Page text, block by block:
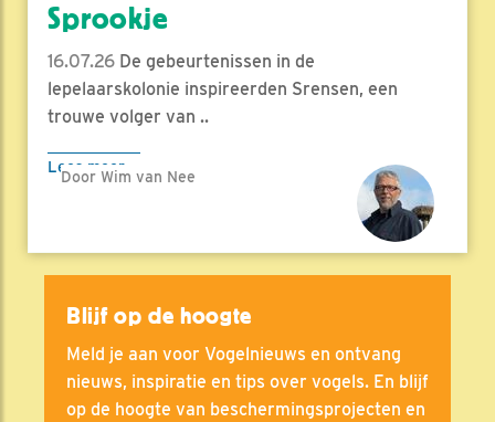
Sprookje
16.07.26 De gebeurtenissen in de
lepelaarskolonie inspireerden Srensen, een
trouwe volger van ..
Lees meer
Door Wim van Nee
Blijf op de hoogte
Meld je aan voor Vogelnieuws en ontvang
nieuws, inspiratie en tips over vogels. En blijf
op de hoogte van beschermingsprojecten en